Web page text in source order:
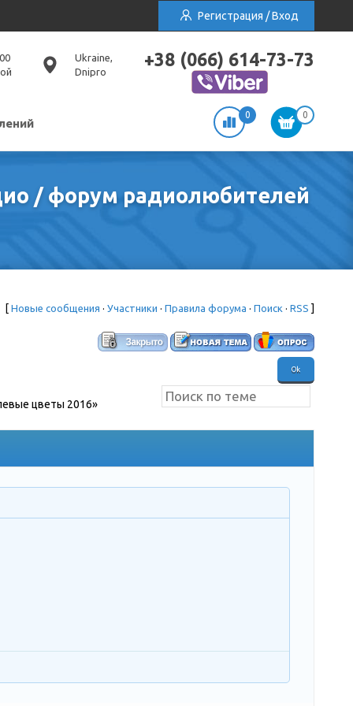
Регистрация / Вход
Ukraine,
Dnipro
+38 (066) 614-73-73
0 0
/ форум радиолюбителей
[ Новые сообщения · Участники · Правила форума · Поиск · RSS ]
цветы 2016»